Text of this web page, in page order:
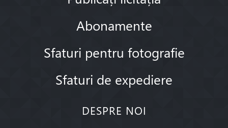
Abonamente
Sfaturi pentru fotografie
Sfaturi de expediere
DESPRE NOI